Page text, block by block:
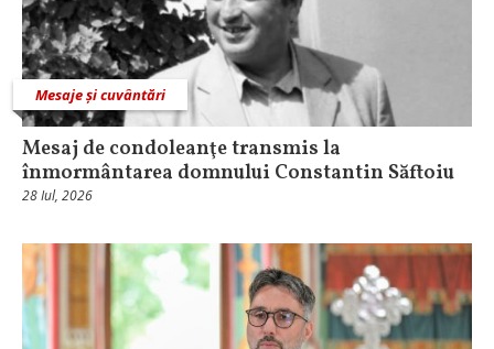
Mesaje și cuvântări
Mesaj de condoleanţe transmis la
înmormântarea domnului Constantin Săftoiu
28 Iul, 2026